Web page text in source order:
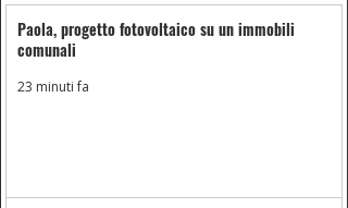
Paola, progetto fotovoltaico su un immobili
comunali
23 minuti fa